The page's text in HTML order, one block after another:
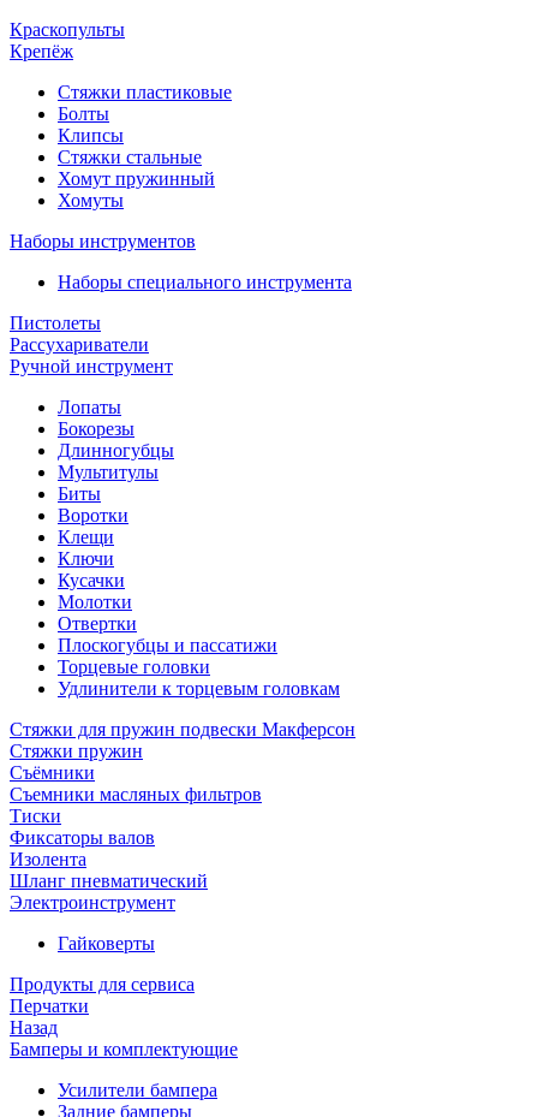
Краскопульты
Крепёж
Стяжки пластиковые
Болты
Клипсы
Стяжки стальные
Хомут пружинный
Хомуты
Наборы инструментов
Наборы специального инструмента
Пистолеты
Рассухариватели
Ручной инструмент
Лопаты
Бокорезы
Длинногубцы
Мультитулы
Биты
Воротки
Клещи
Ключи
Кусачки
Молотки
Отвертки
Плоскогубцы и пассатижи
Торцевые головки
Удлинители к торцевым головкам
Стяжки для пружин подвески Макферсон
Стяжки пружин
Съёмники
Съемники масляных фильтров
Тиски
Фиксаторы валов
Изолента
Шланг пневматический
Электроинструмент
Гайковерты
Продукты для сервиса
Перчатки
Назад
Бамперы и комплектующие
Усилители бампера
Задние бамперы